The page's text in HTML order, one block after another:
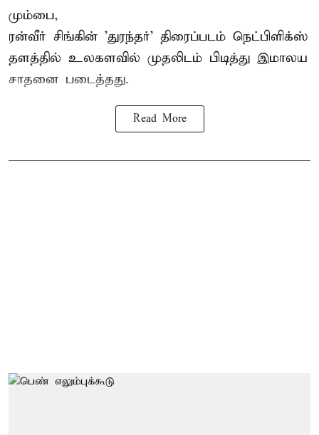
மும்பை,
ரன்வீர் சிங்கின் 'துரந்தர்' திரைப்படம் நெட்பிளிக்ஸ்
தளத்தில் உலகளவில் முதலிடம் பிடித்து இமாலய
சாதனை படைத்தது.
Read More